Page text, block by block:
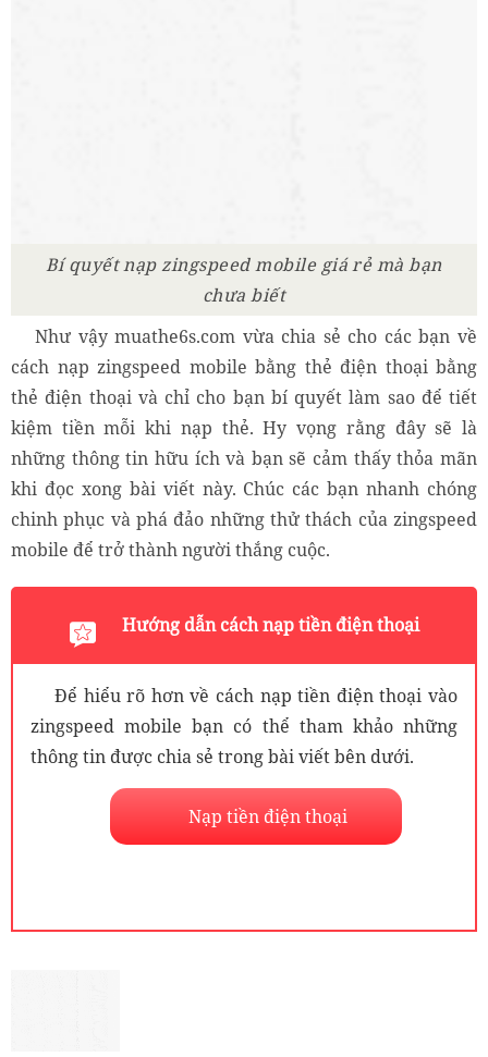
Bí quyết nạp zingspeed mobile giá rẻ mà bạn
chưa biết
Như vậy muathe6s.com vừa chia sẻ cho các bạn về
cách nạp zingspeed mobile bằng thẻ điện thoại bằng
thẻ điện thoại và chỉ cho bạn bí quyết làm sao để tiết
kiệm tiền mỗi khi nạp thẻ. Hy vọng rằng đây sẽ là
những thông tin hữu ích và bạn sẽ cảm thấy thỏa mãn
khi đọc xong bài viết này. Chúc các bạn nhanh chóng
chinh phục và phá đảo những thử thách của zingspeed
mobile để trở thành người thắng cuộc.
Hướng dẫn cách nạp tiền điện thoại
Để hiểu rõ hơn về cách nạp tiền điện thoại vào
zingspeed mobile bạn có thể tham khảo những
thông tin được chia sẻ trong bài viết bên dưới.
Nạp tiền điện thoại